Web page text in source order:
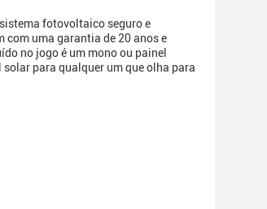
fotovoltaico seguro e
com uma garantia de 20 anos e
no jogo é um mono ou painel
para qualquer um que olha para